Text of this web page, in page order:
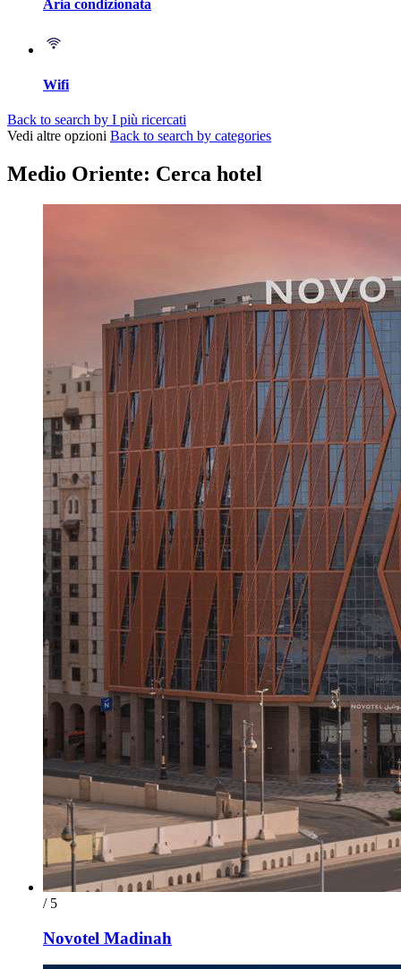
Aria condizionata
Wifi
Back to search by I più ricercati
Vedi altre opzioni Back to search by categories
Medio Oriente: Cerca hotel
/ 5
Novotel Madinah